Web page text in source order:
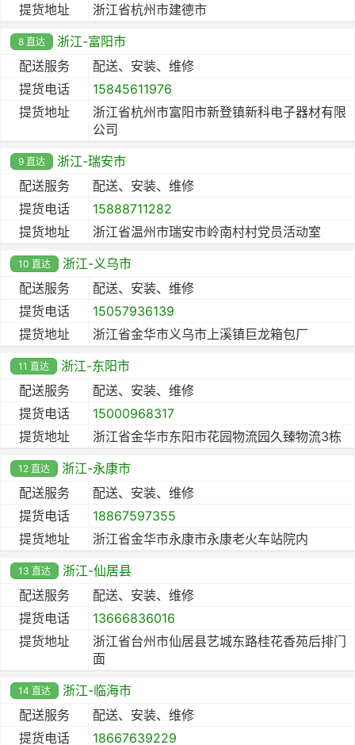
提货地址
浙江省杭州市建德市
8 直达
浙江-富阳市
配送服务
配送、安装、维修
提货电话
15845611976
提货地址
浙江省杭州市富阳市新登镇新科电子器材有限
公司
9 直达
浙江-瑞安市
配送服务
配送、安装、维修
提货电话
15888711282
提货地址
浙江省温州市瑞安市岭南村村党员活动室
10 直达
浙江-义乌市
配送服务
配送、安装、维修
提货电话
15057936139
提货地址
浙江省金华市义乌市上溪镇巨龙箱包厂
11 直达
浙江-东阳市
配送服务
配送、安装、维修
提货电话
15000968317
提货地址
浙江省金华市东阳市花园物流园久臻物流3栋
12 直达
浙江-永康市
配送服务
配送、安装、维修
提货电话
18867597355
提货地址
浙江省金华市永康市永康老火车站院内
13 直达
浙江-仙居县
配送服务
配送、安装、维修
提货电话
13666836016
提货地址
浙江省台州市仙居县艺城东路桂花香苑后排门
面
14 直达
浙江-临海市
配送服务
配送、安装、维修
提货电话
18667639229